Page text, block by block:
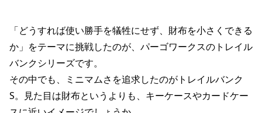
「どうすれば使い勝手を犠牲にせず、財布を小さくできる
か」をテーマに挑戦したのが、パーゴワークスのトレイル
バンクシリーズです。
その中でも、ミニマムさを追求したのがトレイルバンク
S。見た目は財布というよりも、キーケースやカードケー